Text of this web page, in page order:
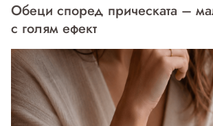
Обеци според прическата –
с голям ефект